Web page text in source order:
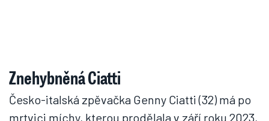
Znehybněná Ciatti
Česko-italská zpěvačka Genny Ciatti (32) má po
mrtvici míchy, kterou prodělala v září roku 2023,